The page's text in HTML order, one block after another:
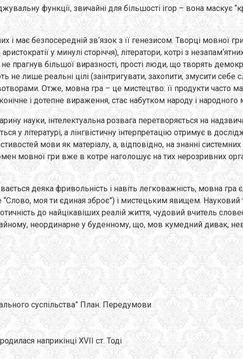
функції, звичайні для більшості ігор – вона маскує
безпосередній зв‘язок з її генезисом. Творці мовної гри
у минулі сторіччя), літератори, котрі з
прагнув більшої виразності, прості люди, що творять
лише реальні цілі (заінтригувати, захопити, змусити себе
Отже, мовна гра – це мистецтво: її продукти часто
і дотепне вираження, стає набутком народу і народного
науки, інтелектуальна розвага перетворяється на
у літературі, а лінгвістичну інтерпретацію отримує в
мови як матеріалу, а, відповідно, на знанні
мовної гри вже в котре наголошує на тих нерозривних
деяка фривольність і навіть легковажність, мовна гра
моя ти єдиная зброє”) і мистецьким явищем. Науковий
до найцікавіших реалій життя, чудовий вчитель
неординарне у буденному, що, мов кумедний дивак,
суспільства” План. Передумови
наприкінці XVII ст. Тоді